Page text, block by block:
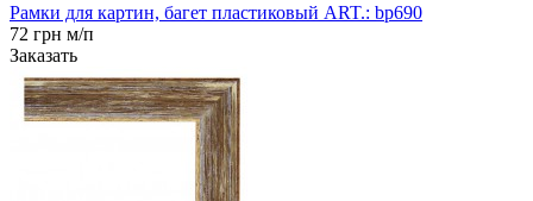
Рамки для картин, багет пластиковый ART.: bp690
72 грн м/п
Заказать